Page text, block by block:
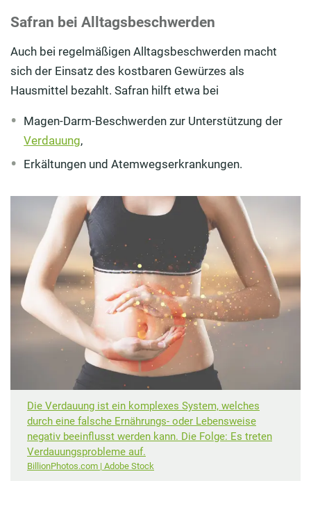
Safran bei Alltagsbeschwerden
Auch bei regelmäßigen Alltagsbeschwerden macht
sich der Einsatz des kostbaren Gewürzes als
Hausmittel bezahlt. Safran hilft etwa bei
Magen-Darm-Beschwerden zur Unterstützung der
Verdauung,
Erkältungen und Atemwegserkrankungen.
Die Verdauung ist ein komplexes System, welches
durch eine falsche Ernährungs- oder Lebensweise
negativ beeinflusst werden kann. Die Folge: Es treten
Verdauungsprobleme auf.
BillionPhotos.com | Adobe Stock